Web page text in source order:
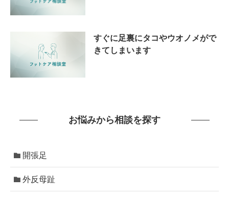
すぐに足裏にタコやウオノメがで
きてしまいます
お悩みから相談を探す
開張足
外反母趾